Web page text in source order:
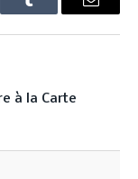
Tumblr Email
à la Carte